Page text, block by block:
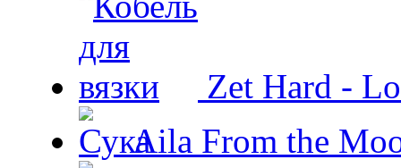
Zet Hard -
Aila From the